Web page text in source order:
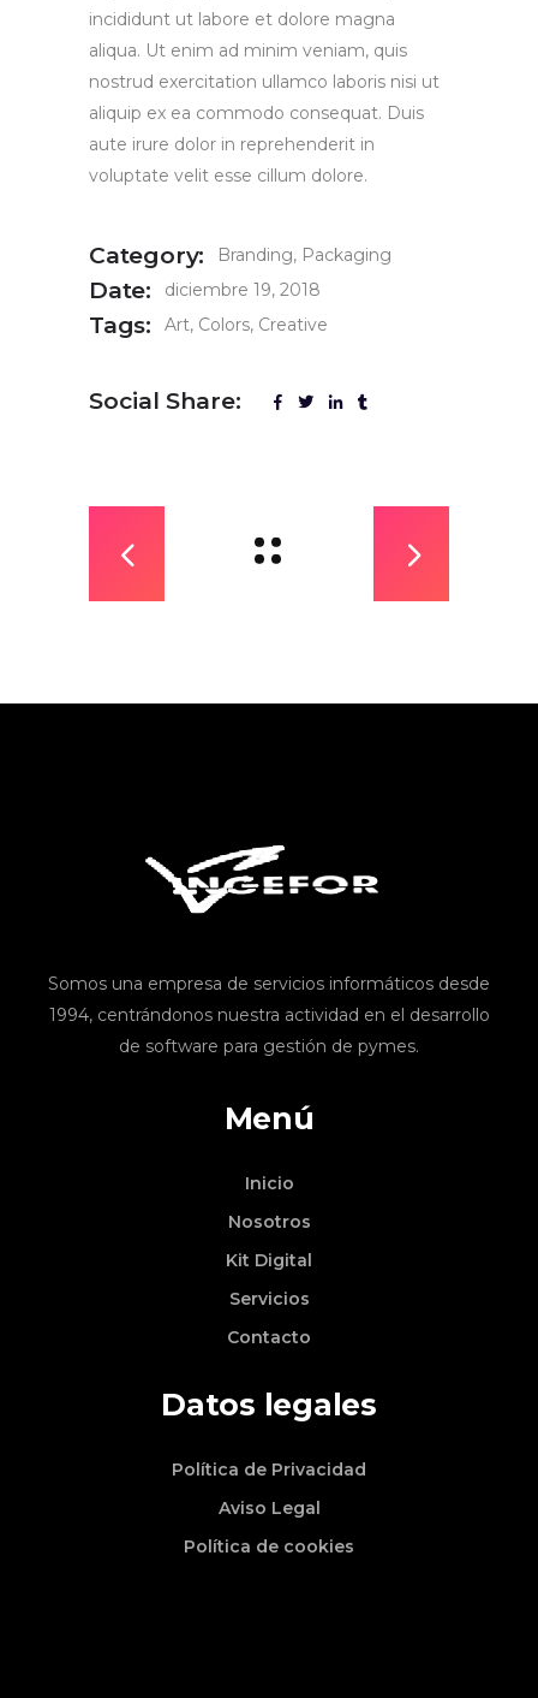
incididunt ut labore et dolore magna
aliqua. Ut enim ad minim veniam, quis
nostrud exercitation ullamco laboris nisi ut
aliquip ex ea commodo consequat. Duis
aute irure dolor in reprehenderit in
voluptate velit esse cillum dolore.
Category: Branding Packaging
Date: diciembre 19, 2018
Tags: Art Colors Creative
Social Share:
Somos una empresa de servicios informáticos desde
1994, centrándonos nuestra actividad en el desarrollo
de software para gestión de pymes.
Menú
Inicio
Nosotros
Kit Digital
Servicios
Contacto
Datos legales
Política de Privacidad
Aviso Legal
Política de cookies